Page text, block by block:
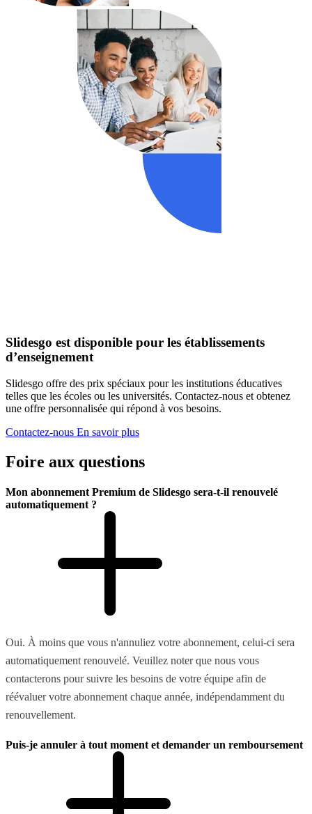
Slidesgo est disponible pour les établissements
d’enseignement
Slidesgo offre des prix spéciaux pour les institutions éducatives
telles que les écoles ou les universités. Contactez-nous et obtenez
une offre personnalisée qui répond à vos besoins.
Contactez-nous En savoir plus
Foire aux questions
Mon abonnement Premium de Slidesgo sera-t-il renouvelé
automatiquement ?
Oui. À moins que vous n'annuliez votre abonnement, celui-ci sera
automatiquement renouvelé. Veuillez noter que nous vous
contacterons pour suivre les besoins de votre équipe afin de
réévaluer votre abonnement chaque année, indépendamment du
renouvellement.
Puis-je annuler à tout moment et demander un remboursement